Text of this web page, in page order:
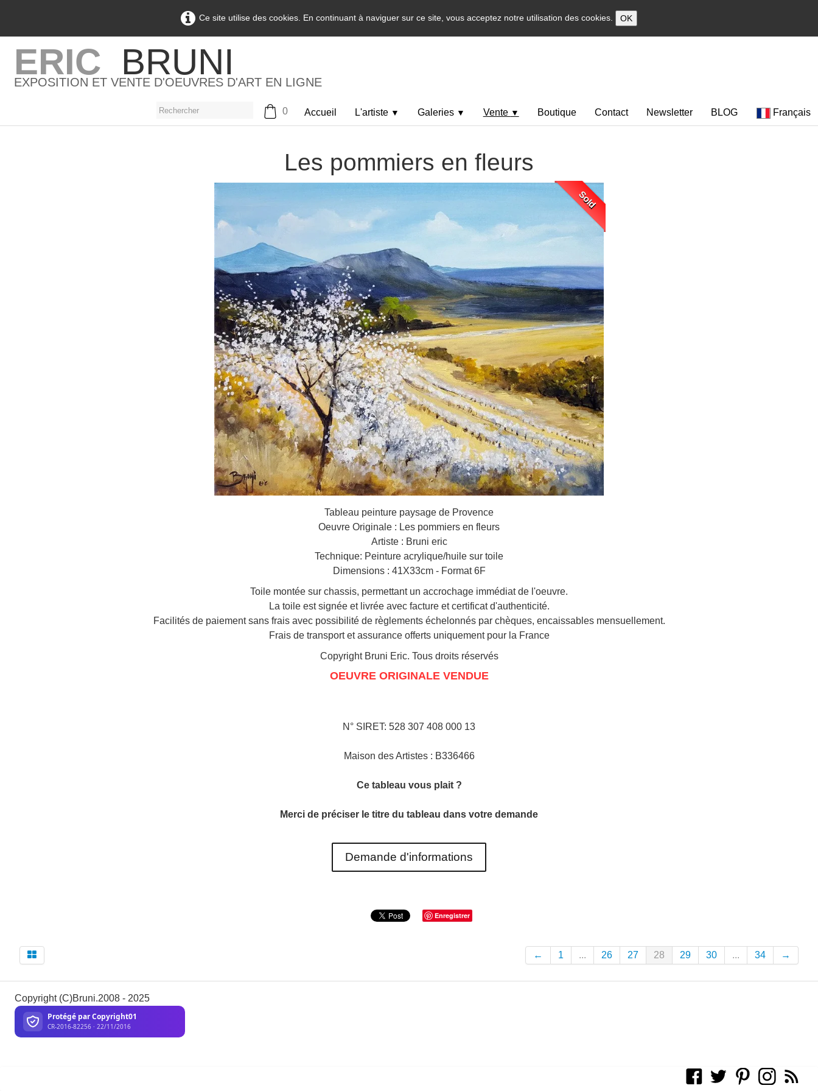
Ce site utilise des cookies. En continuant à naviguer sur ce site, vous acceptez notre utilisation des cookies. OK
ERIC BRUNI
EXPOSITION ET VENTE D'OEUVRES D'ART EN LIGNE
0 Accueil L'artiste ▼ Galeries ▼ Vente ▼ Boutique Contact Newsletter BLOG Français
Les pommiers en fleurs
Sold
Tableau peinture paysage de Provence
Oeuvre Originale : Les pommiers en fleurs
Artiste : Bruni eric
Technique: Peinture acrylique/huile sur toile
Dimensions : 41X33cm - Format 6F
Toile montée sur chassis, permettant un accrochage immédiat de l'oeuvre.
La toile est signée et livrée avec facture et certificat d'authenticité.
Facilités de paiement sans frais avec possibilité de règlements échelonnés par chèques, encaissables mensuellement.
Frais de transport et assurance offerts uniquement pour la France
Copyright Bruni Eric. Tous droits réservés
OEUVRE ORIGINALE VENDUE
N° SIRET: 528 307 408 000 13
Maison des Artistes : B336466
Ce tableau vous plait ?
Merci de préciser le titre du tableau dans votre demande
Demande d'informations
Enregistrer
← 1 ... 26 27 28 29 30 ... 34 →
Copyright (C)Bruni.2008 - 2025